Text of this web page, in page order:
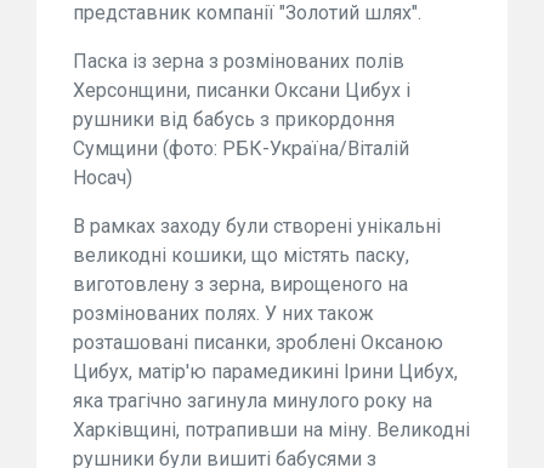
представник компанії "Золотий шлях".
Паска із зерна з розмінованих полів
Херсонщини, писанки Оксани Цибух і
рушники від бабусь з прикордоння
Сумщини (фото: РБК-Україна/Віталій
Носач)
В рамках заходу були створені унікальні
великодні кошики, що містять паску,
виготовлену з зерна, вирощеного на
розмінованих полях. У них також
розташовані писанки, зроблені Оксаною
Цибух, матір'ю парамедикині Ірини Цибух,
яка трагічно загинула минулого року на
Харківщині, потрапивши на міну. Великодні
рушники були вишиті бабусями з